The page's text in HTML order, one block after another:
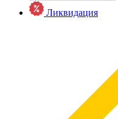
Ликвидация